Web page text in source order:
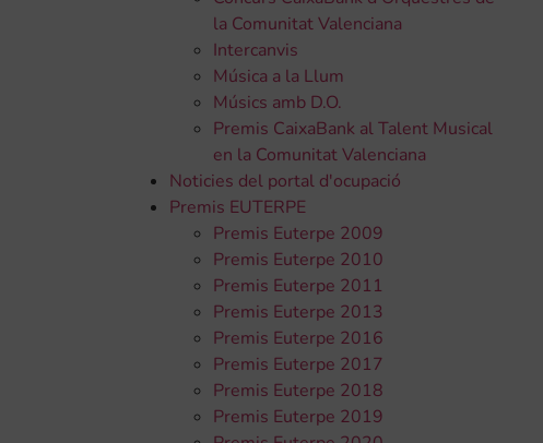
la Comunitat Valenciana
Intercanvis
Música a la Llum
Músics amb D.O.
Premis CaixaBank al Talent Musical
en la Comunitat Valenciana
Noticies del portal d'ocupació
Premis EUTERPE
Premis Euterpe 2009
Premis Euterpe 2010
Premis Euterpe 2011
Premis Euterpe 2013
Premis Euterpe 2016
Premis Euterpe 2017
Premis Euterpe 2018
Premis Euterpe 2019